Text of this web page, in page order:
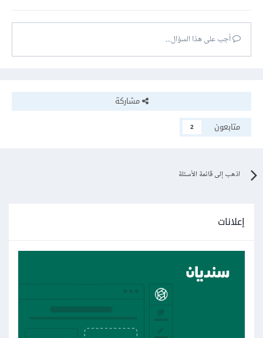
أجب على هذا السؤال...
مشاركة
متابعون
2
اذهب إلى قائمة الأسئلة
إعلانات